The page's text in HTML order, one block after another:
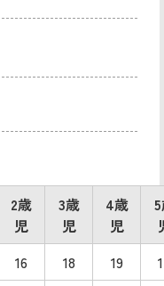
2歳
児
3歳
児
4歳
児
16 18 19